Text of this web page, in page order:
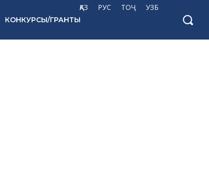
ҚАЗ РУС ТОҶ УЗБ
КОНКУРСЫ/ГРАНТЫ